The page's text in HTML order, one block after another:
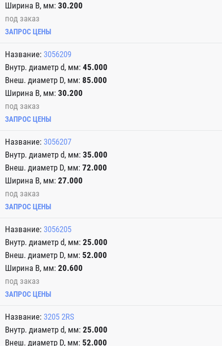
30.200
под заказ
ЗАПРОС ЦЕНЫ
3056209
45.000
85.000
30.200
под заказ
ЗАПРОС ЦЕНЫ
3056207
35.000
72.000
27.000
под заказ
ЗАПРОС ЦЕНЫ
3056205
25.000
52.000
20.600
под заказ
ЗАПРОС ЦЕНЫ
3205 2RS
25.000
52.000